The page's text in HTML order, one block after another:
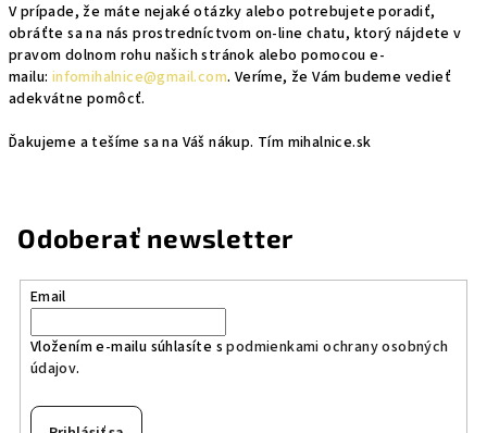
V prípade, že máte nejaké otázky alebo potrebujete poradiť,
obráťte sa na nás prostredníctvom on-line chatu, ktorý nájdete v
pravom dolnom rohu našich stránok alebo pomocou e-
mailu: infomihalnice@gmail.com. Veríme, že Vám budeme vedieť
adekvátne pomôcť.
Ďakujeme a tešíme sa na Váš nákup. Tím mihalnice.sk
Odoberať newsletter
Email
Vložením e-mailu súhlasíte spodmienkami ochrany osobných
údajov.